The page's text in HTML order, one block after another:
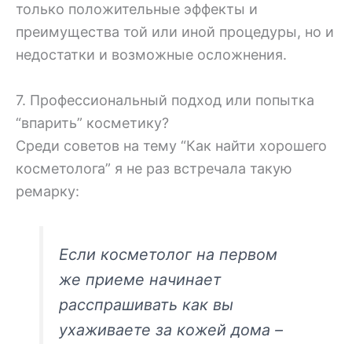
только положительные эффекты и
преимущества той или иной процедуры, но и
недостатки и возможные осложнения.
7. Профессиональный подход или попытка
“впарить” косметику?
Среди советов на тему “Как найти хорошего
косметолога” я не раз встречала такую
ремарку:
Если косметолог на первом
же приеме начинает
расспрашивать как вы
ухаживаете за кожей дома –